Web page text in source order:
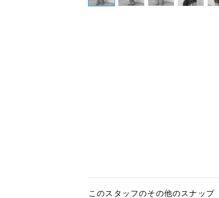
このスタッフのその他のスナップ